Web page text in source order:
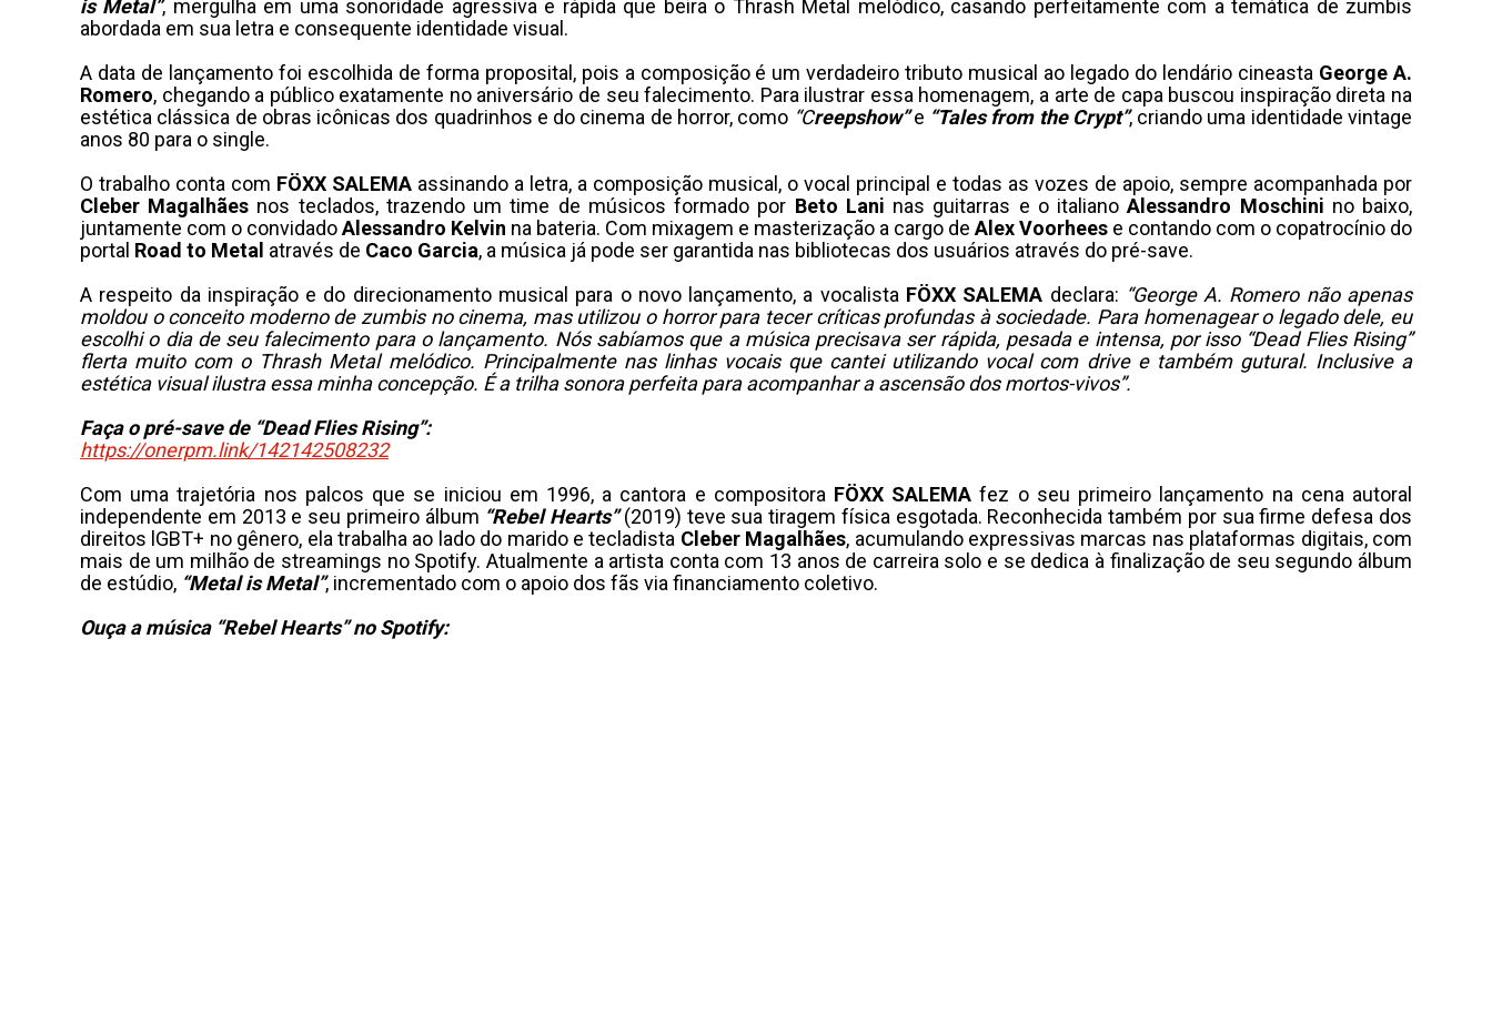
is Metal”, mergulha em uma sonoridade agressiva e rápida que beira o Thrash Metal melódico, casando perfeitamente com a temática de zumbis
abordada em sua letra e consequente identidade visual.
A data de lançamento foi escolhida de forma proposital, pois a composição é um verdadeiro tributo musical ao legado do lendário cineasta George A.
Romero, chegando a público exatamente no aniversário de seu falecimento. Para ilustrar essa homenagem, a arte de capa buscou inspiração direta na
estética clássica de obras icônicas dos quadrinhos e do cinema de horror, como “Creepshow”e “Tales from the Crypt”, criando uma identidade vintage
anos 80 para o single.
O trabalho conta com FÖXX SALEMA assinando a letra, a composição musical, o vocal principal e todas as vozes de apoio, sempre acompanhada por
Cleber Magalhães nos teclados, trazendo um time de músicos formado por Beto Lani nas guitarras e o italianoAlessandro Moschini no baixo,
juntamente com o convidadoAlessandro Kelvin na bateria. Com mixagem e masterização a cargo de Alex Voorhees e contando com o copatrocínio do
portal Road to Metal através de Caco Garcia, a música já pode ser garantida nas bibliotecas dos usuários através do pré-save.
A respeito da inspiração e do direcionamento musical para o novo lançamento, a vocalista FÖXX SALEMA declara: “George A. Romero não apenas
moldou o conceito moderno de zumbis no cinema, mas utilizou o horror para tecer críticas profundas à sociedade. Para homenagear o legado dele, eu
escolhi o dia de seu falecimento para o lançamento. Nós sabíamos que a música precisava ser rápida, pesada e intensa, por isso “Dead Flies Rising”
flerta muito com o Thrash Metal melódico. Principalmente nas linhas vocais que cantei utilizando vocal com drive e também gutural. Inclusive a
estética visual ilustra essa minha concepção. É a trilha sonora perfeita para acompanhar a ascensão dos mortos-vivos”.
Faça o pré-save de “Dead Flies Rising”:
https://onerpm.link/142142508232
Com uma trajetória nos palcos que se iniciou em 1996, a cantora e compositora FÖXX SALEMA fez o seu primeiro lançamento na cena autoral
independente em 2013 e seu primeiro álbum “Rebel Hearts”(2019) teve sua tiragem física esgotada. Reconhecida também por sua firme defesa dos
direitos lGBT+ no gênero, ela trabalha ao lado do marido e tecladista Cleber Magalhães, acumulando expressivas marcas nas plataformas digitais, com
mais de um milhão de streamings no Spotify. Atualmente a artista conta com 13 anos de carreira solo e se dedica à finalização de seu segundo álbum
de estúdio, “Metal is Metal”, incrementado com o apoio dos fãs via financiamento coletivo.
Ouça a música “Rebel Hearts” no Spotify: